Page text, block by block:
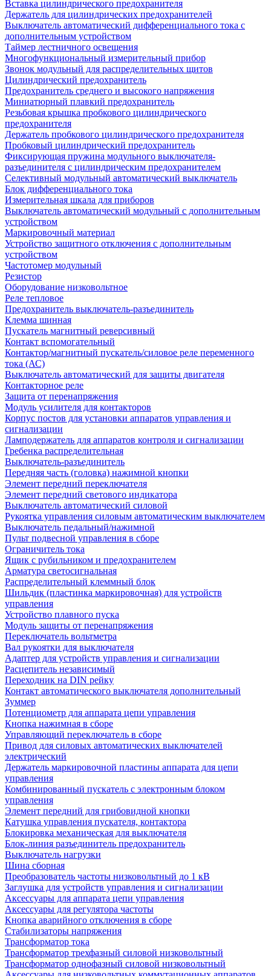
Вставка цилиндрического предохранителя
Держатель для цилиндрических предохранителей
Выключатель автоматический дифференциального тока с
дополнительным устройством
Таймер лестничного освещения
Многофункциональный измерительный прибор
Звонок модульный для распределительных щитов
Цилиндрический предохранитель
Предохранитель среднего и высокого напряжения
Миниатюрный плавкий предохранитель
Резьбовая крышка пробкового цилиндрического
предохранителя
Держатель пробкового цилиндрического предохранителя
Пробковый цилиндрический предохранитель
Фиксирующая пружина модульного выключателя-
разъединителя с цилиндрическим предохранителем
Селективный модульный автоматический выключатель
Блок дифференциального тока
Измерительная шкала для приборов
Выключатель автоматический модульный с дополнительным
устройством
Маркировочный материал
Устройство защитного отключения с дополнительным
устройством
Частотомер модульный
Резистор
Оборудование низковольтное
Реле тепловое
Предохранитель выключатель-разъединитель
Клемма шинная
Пускатель магнитный реверсивный
Контакт вспомогательный
Контактор/магнитный пускатель/силовое реле переменного
тока (АС)
Выключатель автоматический для защиты двигателя
Контакторное реле
Защита от перенапряжения
Модуль усилителя для контакторов
Корпус постов для установки аппаратов управления и
сигнализации
Ламподержатель для аппаратов контроля и сигнализации
Гребенка распределительная
Выключатель-разъединитель
Передняя часть (головка) нажимной кнопки
Элемент передний переключателя
Элемент передний светового индикатора
Выключатель автоматический силовой
Рукоятка управления силовым автоматическим выключателем
Выключатель педальный/нажимной
Пульт подвесной управления в сборе
Ограничитель тока
Ящик с рубильником и предохранителем
Арматура светосигнальная
Распределительный клеммный блок
Шильдик (пластинка маркировочная) для устройств
управления
Устройство плавного пуска
Модуль защиты от перенапряжения
Переключатель вольтметра
Вал рукоятки для выключателя
Адаптер для устройств управления и сигнализации
Расцепитель независимый
Переходник на DIN рейку
Контакт автоматического выключателя дополнительный
Зуммер
Потенциометр для аппарата цепи управления
Кнопка нажимная в сборе
Управляющий переключатель в сборе
Привод для силовых автоматических выключателей
электрический
Держатель маркировочной пластины аппарата для цепи
управления
Комбинированный пускатель с электронным блоком
управления
Элемент передний для грибовидной кнопки
Катушка управления пускателя, контактора
Блокировка механическая для выключателя
Блок-линия разъединитель предохранитель
Выключатель нагрузки
Шина сборная
Преобразователь частоты низковольтный до 1 кВ
Заглушка для устройств управления и сигнализации
Аксессуары для аппарата цепи управления
Аксессуары для регулятора частоты
Кнопка аварийного отключения в сборе
Стабилизаторы напряжения
Трансформатор тока
Трансформатор трехфазный силовой низковольтный
Трансформатор однофазный силовой низковольтный